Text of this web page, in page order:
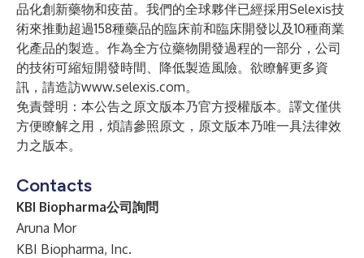
品化創新藥物和疫苗。我們的全球夥伴已經採用Selexis技
術來推動超過158種藥品的臨床前和臨床開發以及10種商業
化產品的製造。作為全方位藥物開發過程的一部分，公司
的技術可縮短開發時間、降低製造風險。欲瞭解更多資
訊，請造訪www.selexis.com。
免責聲明：本公告之原文版本乃官方授權版本。譯文僅供
方便瞭解之用，煩請參照原文，原文版本乃唯一具法律效
力之版本。
Contacts
KBI Biopharma公司詢問
Aruna Mor
KBI Biopharma, Inc.